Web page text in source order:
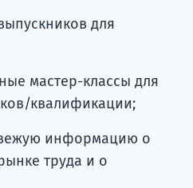
для
мастер-классы для
квалификации;
информацию о
труда и о